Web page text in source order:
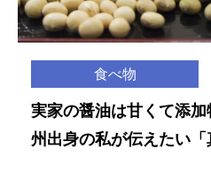
食べ物
実家の醤油は甘くて添
州出身の私が伝えたい「